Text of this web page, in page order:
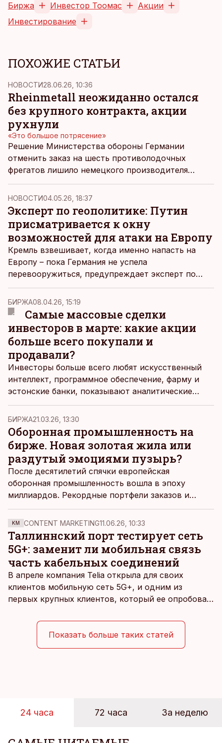
Биржа Инвестор Тоомас
Акции
Инвестирование
ПОХОЖИЕ СТАТЬИ
НОВОСТИ28.06.26, 10:36
Rheinmetall неожиданно остался
без крупного контракта, акции
рухнули
«Это большое потрясение»
Решение Министерства обороны Германии
отменить заказ на шесть противолодочных
фрегатов лишило немецкого производителя
вооружений Rheinmetall контракта на 15 млрд
евро и на этой неделе нанесло сильный удар по
акциям компании.
НОВОСТИ04.05.26, 18:37
Эксперт по геополитике: Путин
присматривается к окну
возможностей для атаки на Европу
Кремль взвешивает, когда именно напасть на
Европу – пока Германия не успела
перевооружиться, предупреждает эксперт по
геополитике Иван Крастев.
БИРЖА08.04.26, 15:19
Самые массовые сделки
инвесторов в марте: какие акции
больше всего покупали и
продавали?
Инвесторы больше всего любят искусственный
интеллект, программное обеспечение, фарму и
эстонские банки, показывают аналитические
отчеты последних.
БИРЖА21.03.26, 13:30
Оборонная промышленность на
бирже. Новая золотая жила или
раздутый эмоциями пузырь?
После десятилетий спячки европейская
оборонная промышленность вошла в эпоху
миллиардов. Рекордные портфели заказов и
перевооружение государств подняли акции до
уровней, характерных для технологических
гигантов, поставив инвесторов перед выбором:
запрыгивать в уходящий поезд или опасаться
болезненной коррекции.
KM CONTENT MARKETING11.06.26, 10:33
Таллиннский порт тестирует сеть
5G+: заменит ли мобильная связь
часть кабельных соединений
В апреле компания Telia открыла для своих
клиентов мобильную сеть 5G+, и одним из
первых крупных клиентов, который ее опробовал,
новую технологию в условиях портовой
инфраструктуры.Показать больше таких статей
24 часа 72 часа За неделю